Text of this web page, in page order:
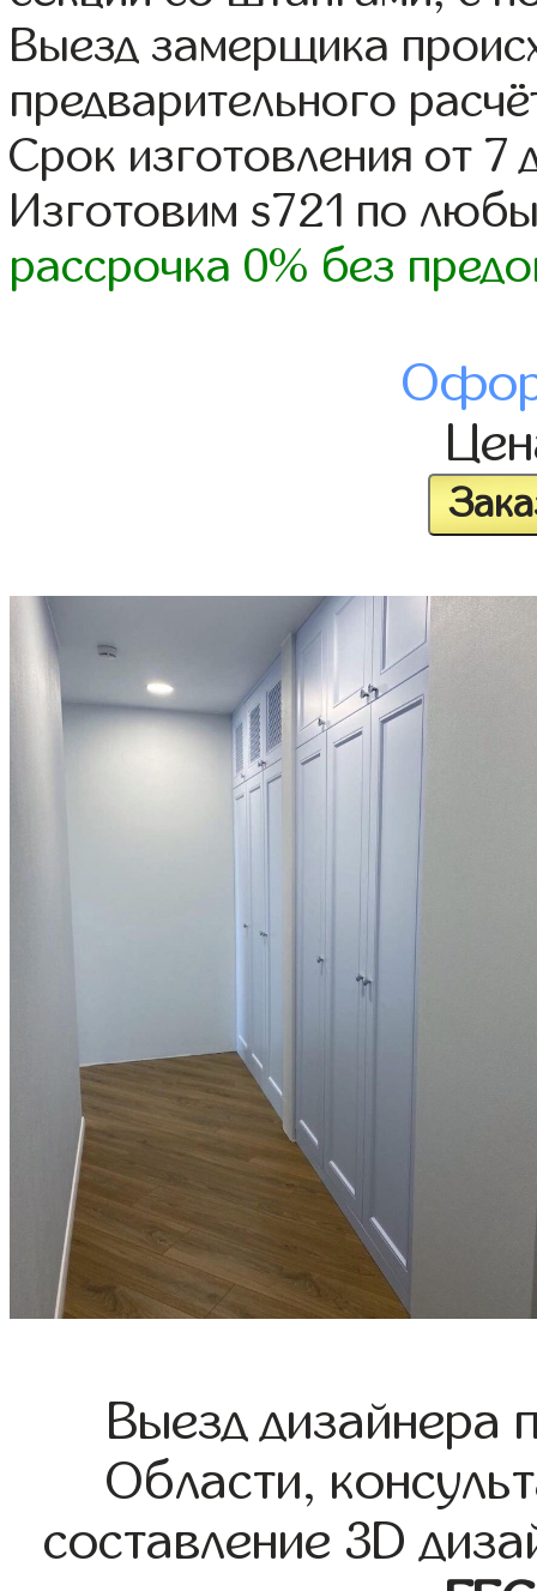
Выезд замерщика
предварительного
Срок изготовления от 7
Изготовим s721 по
рассрочка 0% без
Выезд дизайнера
Области,
составление 3D